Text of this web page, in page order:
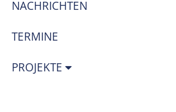
NACHRICHTEN
TERMINE
PROJEKTE